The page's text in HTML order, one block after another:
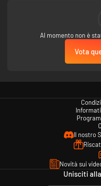
Al momento non è
Vota
Il nostro
Novità sui
Unisciti